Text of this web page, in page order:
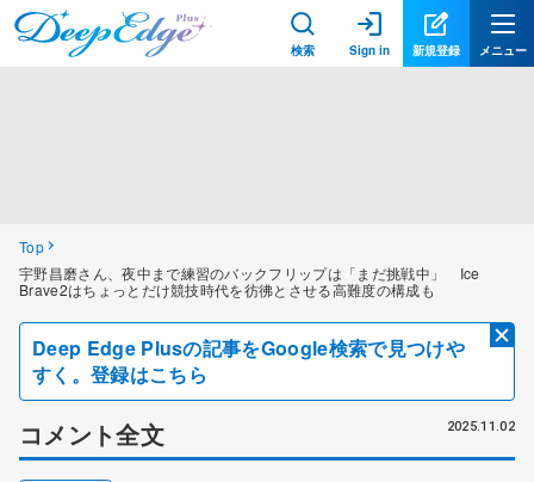
検索 Sign in 新規登録 メニュー
Top
宇野昌磨さん、夜中まで練習のバックフリップは「まだ挑戦中」 Ice
Brave2はちょっとだけ競技時代を彷彿とさせる高難度の構成も
Deep Edge Plusの記事をGoogle検索で見つけや
すく。登録はこちら
コメント全文 2025.11.02